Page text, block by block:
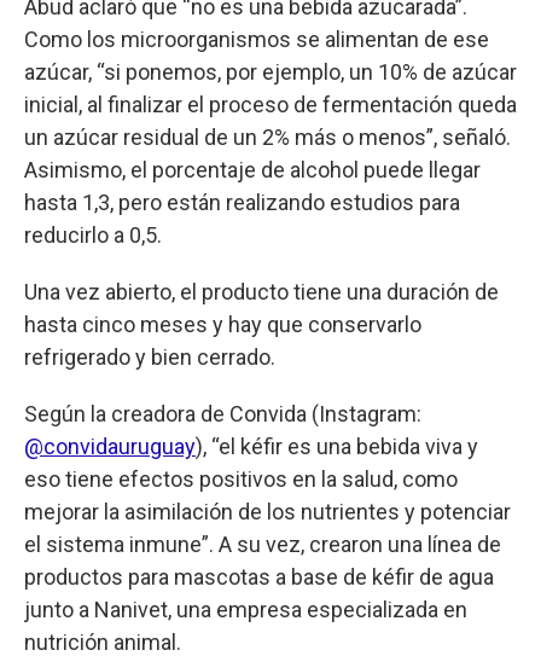
Abud aclaró que “no es una bebida azucarada”.
Como los microorganismos se alimentan de ese
azúcar, “si ponemos, por ejemplo, un 10% de azúcar
inicial, al finalizar el proceso de fermentación queda
un azúcar residual de un 2% más o menos”, señaló.
Asimismo, el porcentaje de alcohol puede llegar
hasta 1,3, pero están realizando estudios para
reducirlo a 0,5.
Una vez abierto, el producto tiene una duración de
hasta cinco meses y hay que conservarlo
refrigerado y bien cerrado.
Según la creadora de Convida (Instagram:
@convidauruguay), “el kéfir es una bebida viva y
eso tiene efectos positivos en la salud, como
mejorar la asimilación de los nutrientes y potenciar
el sistema inmune”. A su vez, crearon una línea de
productos para mascotas a base de kéfir de agua
junto a Nanivet, una empresa especializada en
nutrición animal.